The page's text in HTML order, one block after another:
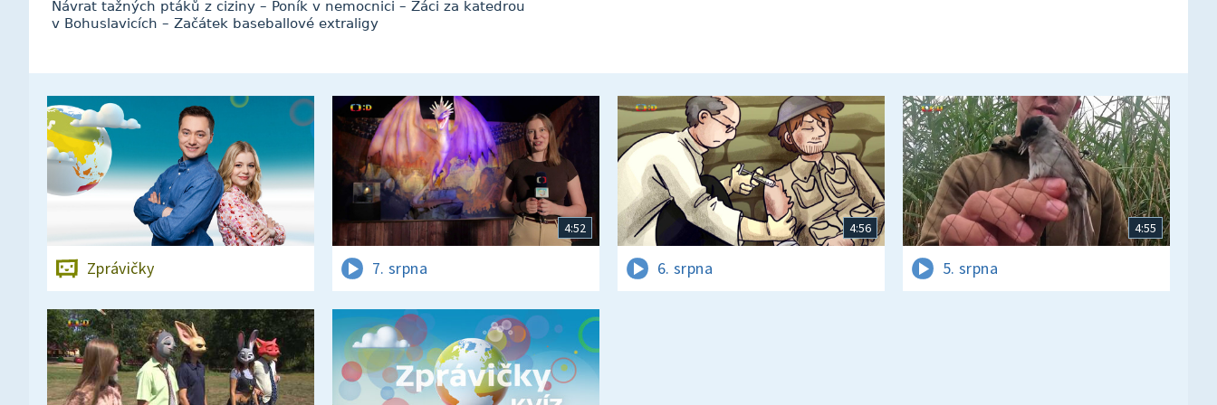
Návrat tažných ptáků z ciziny – Poník v nemocnici – Žáci za katedrou
v Bohuslavicích – Začátek baseballové extraligy
Zprávičky
4:52
7. srpna
4:56
6. srpna
4:55
5. srpna